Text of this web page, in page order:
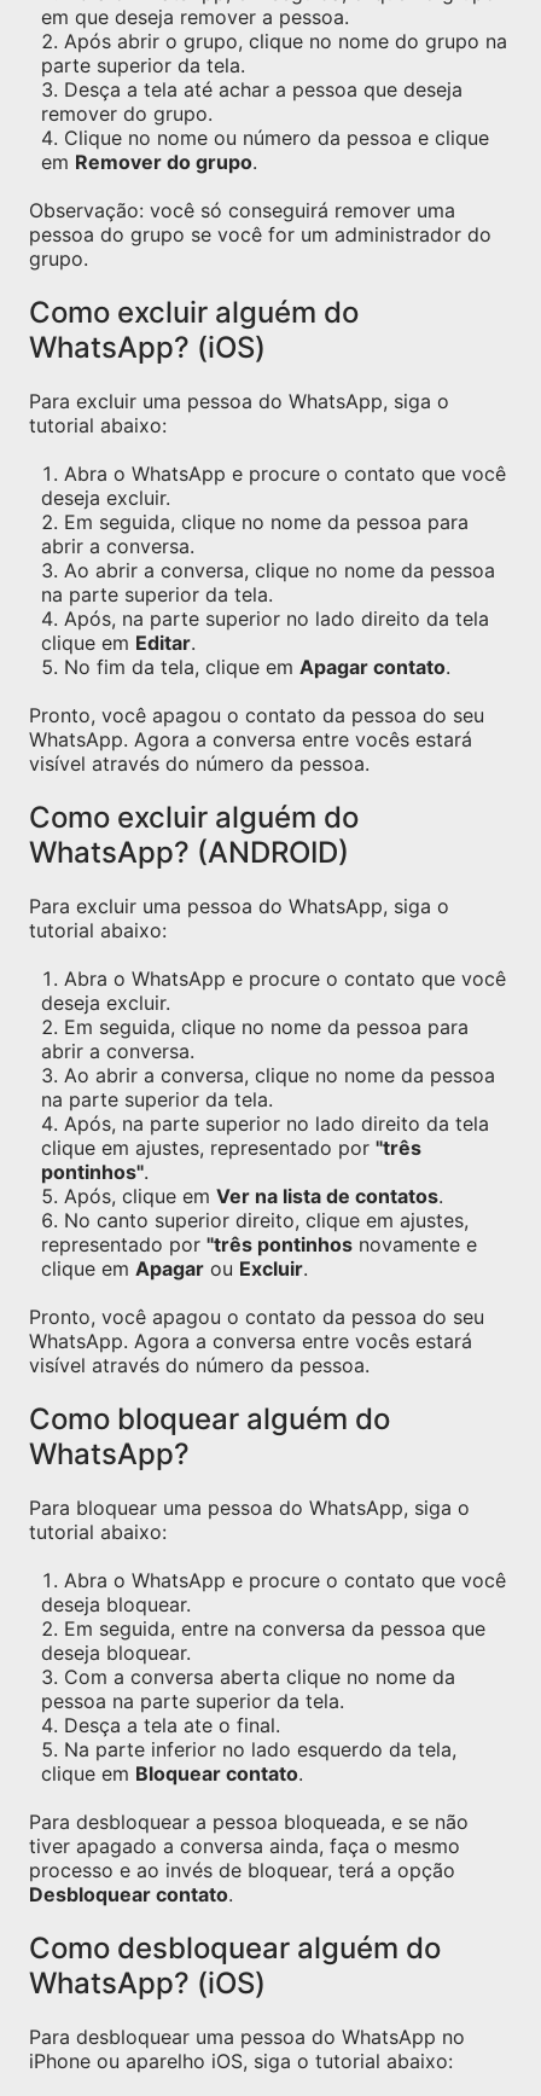
em que deseja remover a pessoa.
Após abrir o grupo, clique no nome do grupo na
parte superior da tela.
Desça a tela até achar a pessoa que deseja
remover do grupo.
Clique no nome ou número da pessoa e clique
em Remover do grupo.
Observação: você só conseguirá remover uma
pessoa do grupo se você for um administrador do
grupo.
Como excluir alguém do
WhatsApp? (iOS)
Para excluir uma pessoa do WhatsApp, siga o
tutorial abaixo:
Abra o WhatsApp e procure o contato que você
deseja excluir.
Em seguida, clique no nome da pessoa para
abrir a conversa.
Ao abrir a conversa, clique no nome da pessoa
na parte superior da tela.
Após, na parte superior no lado direito da tela
clique em Editar.
No fim da tela, clique em Apagar contato.
Pronto, você apagou o contato da pessoa do seu
WhatsApp. Agora a conversa entre vocês estará
visível através do número da pessoa.
Como excluir alguém do
WhatsApp? (ANDROID)
Para excluir uma pessoa do WhatsApp, siga o
tutorial abaixo:
Abra o WhatsApp e procure o contato que você
deseja excluir.
Em seguida, clique no nome da pessoa para
abrir a conversa.
Ao abrir a conversa, clique no nome da pessoa
na parte superior da tela.
Após, na parte superior no lado direito da tela
clique em ajustes, representado por "três
pontinhos".
Após, clique em Ver na lista de contatos.
No canto superior direito, clique em ajustes,
representado por "três pontinhos novamente e
clique em Apagar ou Excluir.
Pronto, você apagou o contato da pessoa do seu
WhatsApp. Agora a conversa entre vocês estará
visível através do número da pessoa.
Como bloquear alguém do
WhatsApp?
Para bloquear uma pessoa do WhatsApp, siga o
tutorial abaixo:
Abra o WhatsApp e procure o contato que você
deseja bloquear.
Em seguida, entre na conversa da pessoa que
deseja bloquear.
Com a conversa aberta clique no nome da
pessoa na parte superior da tela.
Desça a tela ate o final.
Na parte inferior no lado esquerdo da tela,
clique em Bloquear contato.
Para desbloquear a pessoa bloqueada, e se não
tiver apagado a conversa ainda, faça o mesmo
processo e ao invés de bloquear, terá a opção
Desbloquear contato.
Como desbloquear alguém do
WhatsApp? (iOS)
Para desbloquear uma pessoa do WhatsApp no
iPhone ou aparelho iOS, siga o tutorial abaixo: